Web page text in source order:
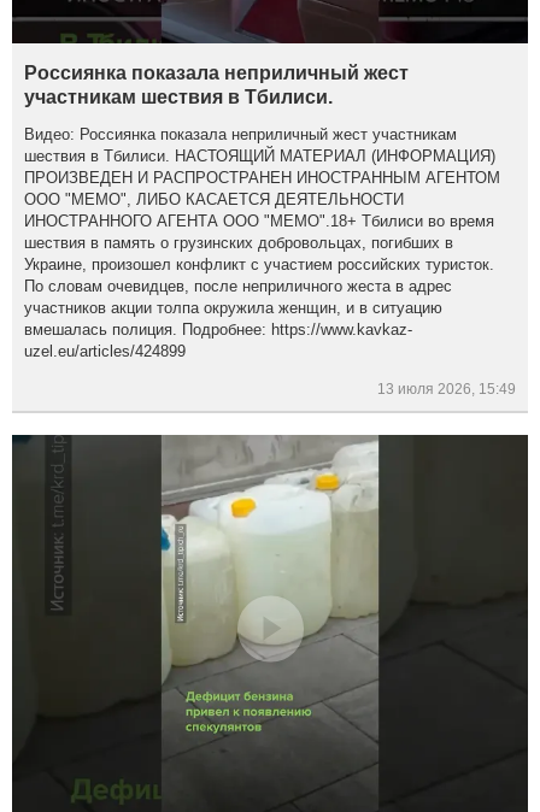
Россиянка показала неприличный жест
участникам шествия в Тбилиси.
Видео: Россиянка показала неприличный жест участникам
шествия в Тбилиси. НАСТОЯЩИЙ МАТЕРИАЛ (ИНФОРМАЦИЯ)
ПРОИЗВЕДЕН И РАСПРОСТРАНЕН ИНОСТРАННЫМ АГЕНТОМ
ООО "МЕМО", ЛИБО КАСАЕТСЯ ДЕЯТЕЛЬНОСТИ
ИНОСТРАННОГО АГЕНТА ООО "МЕМО".18+ Тбилиси во время
шествия в память о грузинских добровольцах, погибших в
Украине, произошел конфликт с участием российских туристок.
По словам очевидцев, после неприличного жеста в адрес
участников акции толпа окружила женщин, и в ситуацию
вмешалась полиция. Подробнее: https://www.kavkaz-
uzel.eu/articles/424899
13 июля 2026, 15:49